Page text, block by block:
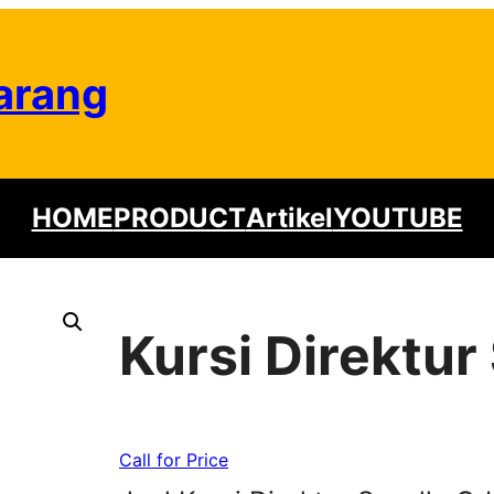
HOMEPRODUCTArtikelYOUTUBE
Kursi Direktur
Call for Price